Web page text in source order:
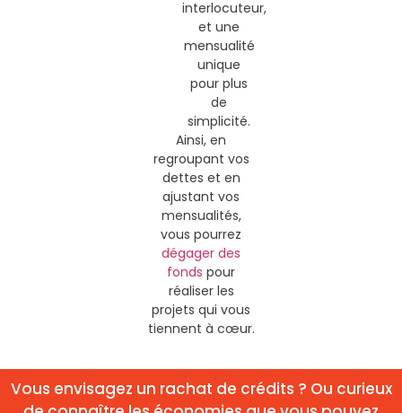
interlocuteur,
et une
mensualité
unique
pour plus
de
simplicité.
Ainsi, en
regroupant vos
dettes et en
ajustant vos
mensualités,
vous pourrez
dégager des
fonds pour
réaliser les
projets qui vous
tiennent à cœur.
Vous envisagez un rachat de crédits ? Ou curieux